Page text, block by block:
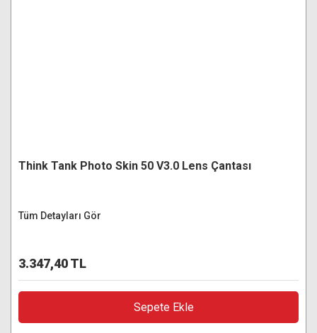
Think Tank Photo Skin 50 V3.0 Lens Çantası
Tüm Detayları Gör
3.347,40 TL
Sepete Ekle